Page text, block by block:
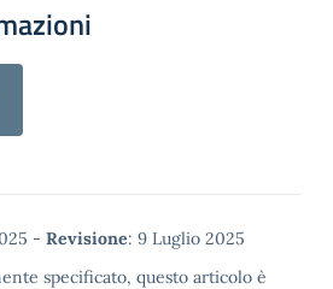
- Revisione: 9 Luglio 2025
specificato, questo articolo è